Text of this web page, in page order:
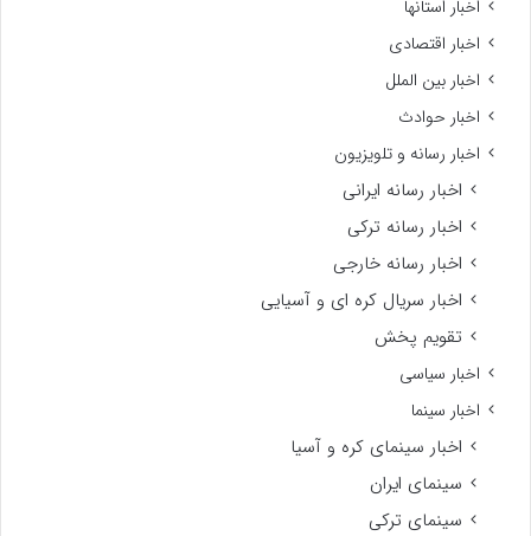
اخبار استانها
اخبار اقتصادی
اخبار بین الملل
اخبار حوادث
اخبار رسانه و تلویزیون
اخبار رسانه ایرانی
اخبار رسانه ترکی
اخبار رسانه خارجی
اخبار سریال کره ای و آسیایی
تقویم پخش
اخبار سیاسی
اخبار سینما
اخبار سینمای کره و آسیا
سینمای ایران
سینمای ترکی